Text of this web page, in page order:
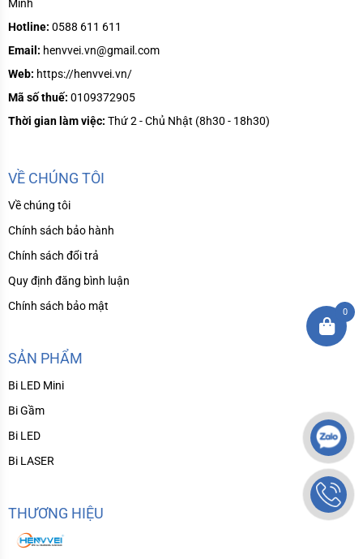
Minh
Hotline: 0588 611 611
Email: henvvei.vn@gmail.com
Web: https://henvvei.vn/
Mã số thuế: 0109372905
Thời gian làm việc: Thứ 2 - Chủ Nhật (8h30 - 18h30)
VỀ CHÚNG TÔI
Về chúng tôi
Chính sách bảo hành
Chính sách đổi trả
Quy định đăng bình luận
Chính sách bảo mật
SẢN PHẨM
Bi LED Mini
Bi Gầm
Bi LED
Bi LASER
THƯƠNG HIỆU
0